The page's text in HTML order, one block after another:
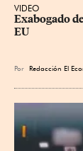
VIDEO
Exabogado
EU
Por Redacción El